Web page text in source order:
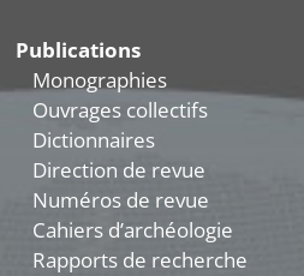
Publications
Monographies
Ouvrages collectifs
Dictionnaires
Direction de revue
Numéros de revue
Cahiers d’archéologie
Rapports de recherche